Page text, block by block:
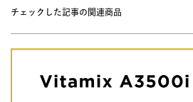
チェックした記事の関連商品